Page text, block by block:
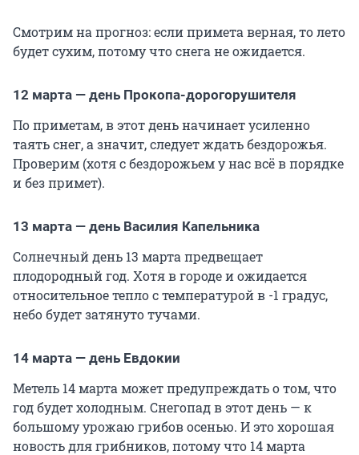
Смотрим на прогноз: если примета верная, то лето
будет сухим, потому что снега не ожидается.
12 марта — день Прокопа-дорогорушителя
По приметам, в этот день начинает усиленно
таять снег, а значит, следует ждать бездорожья.
Проверим (хотя с бездорожьем у нас всё в порядке
и без примет).
13 марта — день Василия Капельника
Солнечный день 13 марта предвещает
плодородный год. Хотя в городе и ожидается
относительное тепло с температурой в -1 градус,
небо будет затянуто тучами.
14 марта — день Евдокии
Метель 14 марта может предупреждать о том, что
год будет холодным. Снегопад в этот день — к
большому урожаю грибов осенью. И это хорошая
новость для грибников, потому что 14 марта